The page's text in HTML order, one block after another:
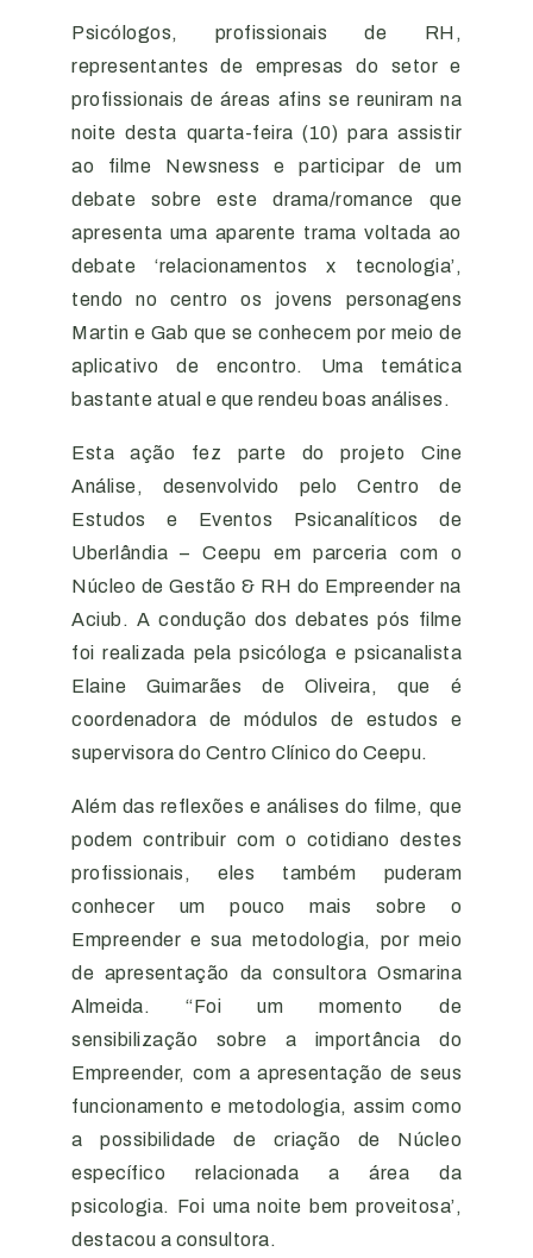
Psicólogos, profissionais de RH,
representantes de empresas do setor e
profissionais de áreas afins se reuniram na
noite desta quarta-feira (10) para assistir
ao filme Newsness e participar de um
debate sobre estedrama/romance que
apresenta uma aparente trama voltada ao
debate ‘relacionamentos x tecnologia’,
tendo no centro os jovens personagens
Martin e Gab que se conhecem por meio de
aplicativo de encontro. Uma temática
bastante atual e que rendeu boas análises.
Esta ação fez parte do projeto Cine
Análise, desenvolvido peloCentro de
Estudos e Eventos Psicanalíticos de
Uberlândia – Ceepu em parceria com o
Núcleo de Gestão & RH do Empreender na
Aciub . A condução dos debates pós filme
foi realizada pela psicóloga e psicanalista
Elaine Guimarães de Oliveira, que é
coordenadora de módulos de estudos e
supervisora do Centro Clínico do Ceepu.
Além das reflexões e análises do filme, que
podem contribuir com o cotidiano destes
profissionais, eles também puderam
conhecer um pouco mais sobre o
Empreender e sua metodologia, por meio
de apresentação da consultora Osmarina
Almeida. “Foi um momento de
sensibilização sobre a importância do
Empreender, com a apresentação de seus
funcionamento e metodologia, assim como
a possibilidade de criação de Núcleo
específico relacionada a área da
psicologia. Foi uma noite bem proveitosa’,
destacou a consultora.